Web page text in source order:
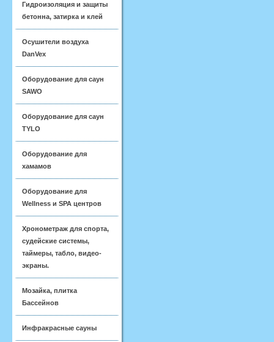
Гидроизоляция и защиты
бетонна, затирка и клей
Осушители воздуха
DanVex
Оборудование для саун
SAWO
Оборудование для саун
TYLO
Оборудование для
хамамов
Оборудование для
Wellness и SPA центров
Хронометраж для спорта,
судейские системы,
таймеры, табло, видео-
экраны.
Мозайка, плитка
Бассейнов
Инфракрасные сауны